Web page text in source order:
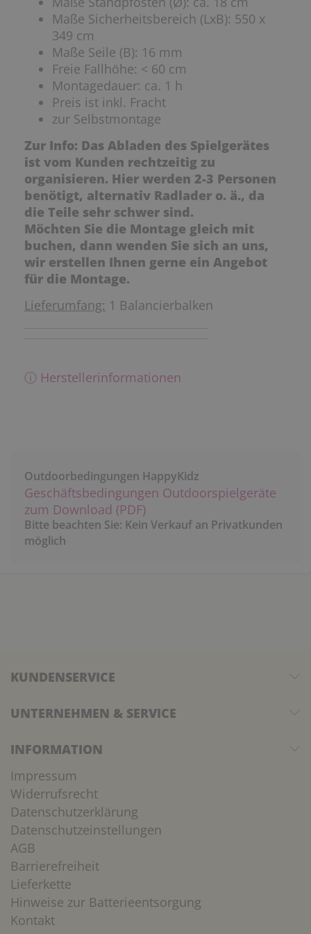
Maße Sicherheitsbereich (LxB): 550 x
349 cm
Maße Seile (B): 16 mm
Freie Fallhöhe: < 60 cm
Montagedauer: ca. 1 h
Preis ist inkl. Fracht
zur Selbstmontage
Zur Info: Das Abladen des Spielgerätes
ist vom Kunden rechtzeitig zu
organisieren. Hier werden 2-3 Personen
benötigt, alternativ Radlader o. ä., da
die Teile sehr schwer sind.
Möchten Sie die Montage gleich mit
buchen, dann wenden Sie sich an uns,
wir erstellen Ihnen gerne ein Angebot
für die Montage.
Lieferumfang: 1 Balancierbalken
ⓘ Herstellerinformationen
Outdoorbedingungen HappyKidz
Geschäftsbedingungen Outdoorspielgeräte
zum Download (PDF)
Bitte beachten Sie: Kein Verkauf an Privatkunden
möglich
KUNDENSERVICE
UNTERNEHMEN & SERVICE
INFORMATION
Impressum
Widerrufsrecht
Datenschutzerklärung
Datenschutzeinstellungen
AGB
Barrierefreiheit
Lieferkette
Hinweise zur Batterieentsorgung
Kontakt